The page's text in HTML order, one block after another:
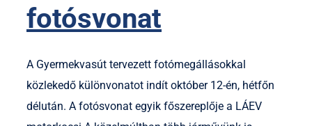
fotósvonat
A Gyermekvasút tervezett fotómegállásokkal
közlekedő különvonatot indít október 12-én, hétfőn
délután. A fotósvonat egyik főszereplője a LÁEV